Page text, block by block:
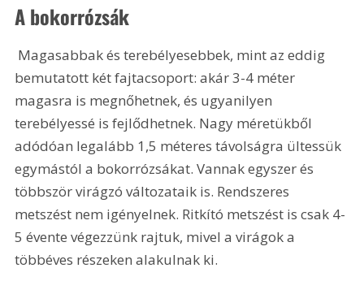
A bokorrózsák
bemutatott két fajtacsoport: akár 3-4 méter
magasra is megnőhetnek, és ugyanilyen
terebélyessé is fejlődhetnek. Nagy méretükből
adódóan legalább 1,5 méteres távolságra ültessük
egymástól a bokorrózsákat. Vannak egyszer és
többször virágzó változataik is. Rendszeres
metszést nem igényelnek. Ritkító metszést is csak 4-
5 évente végezzünk rajtuk, mivel a virágok a
többéves részeken alakulnak ki.